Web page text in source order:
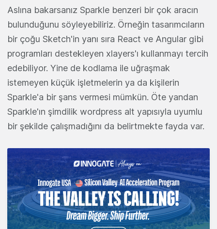
Aslına bakarsanız Sparkle benzeri bir çok aracın
bulunduğunu söyleyebiliriz. Örneğin tasarımcıların
bir çoğu Sketch'in yanı sıra React ve Angular gibi
programları destekleyen xlayers'ı kullanmayı tercih
edebiliyor. Yine de kodlama ile uğraşmak
istemeyen küçük işletmelerin ya da kişilerin
Sparkle'a bir şans vermesi mümkün. Öte yandan
Sparkle'ın şimdilik wordpress alt yapısıyla uyumlu
bir şekilde çalışmadığını da belirtmekte fayda var.